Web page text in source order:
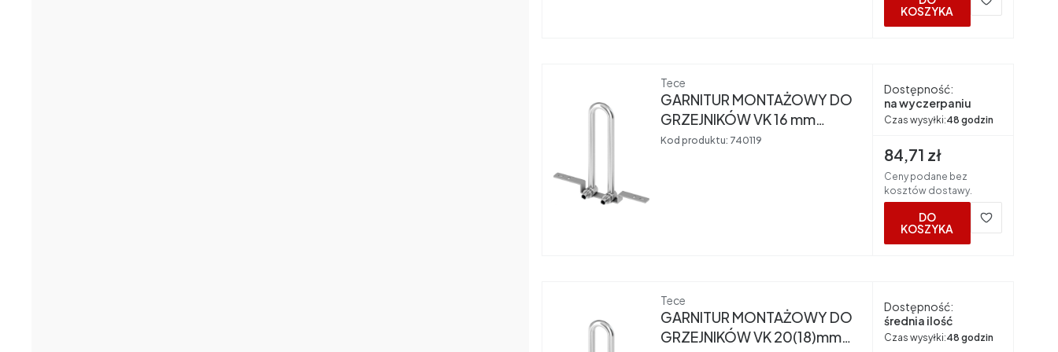
KOSZYKA
Producent
Tece
GARNITUR MONTAŻOWY DO
GRZEJNIKÓW VK 16 mm
L=250mm NIKLOWANY TECE
Kod produktu: 740119
Dostępność:
na wyczerpaniu
Czas wysyłki:48 godzin
Cena brutto
84,71 zł
Ceny podane bez
kosztów dostawy.
DO
KOSZYKA
Producent
Tece
GARNITUR MONTAŻOWY DO
GRZEJNIKÓW VK 20(18)mm
Dostępność:
średnia ilość
Czas wysyłki:48 godzin